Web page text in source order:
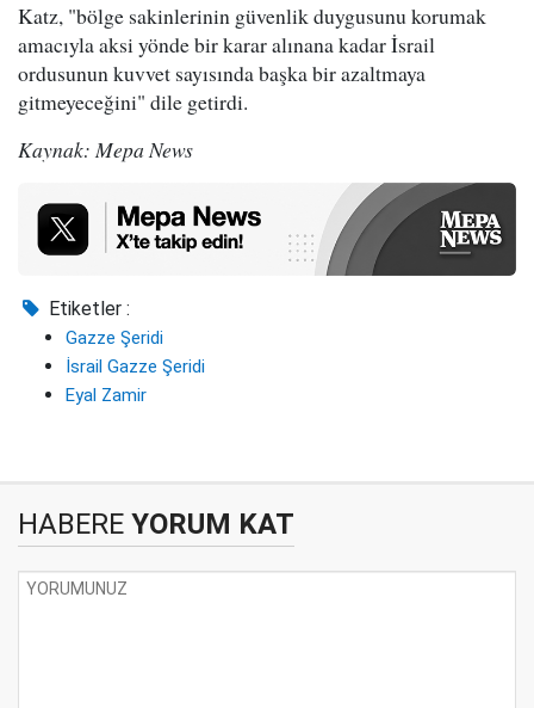
Katz, "bölge sakinlerinin güvenlik duygusunu korumak
amacıyla aksi yönde bir karar alınana kadar İsrail
ordusunun kuvvet sayısında başka bir azaltmaya
gitmeyeceğini" dile getirdi.
Kaynak: Mepa News
Etiketler :
Gazze Şeridi
İsrail Gazze Şeridi
Eyal Zamir
HABERE YORUM KAT